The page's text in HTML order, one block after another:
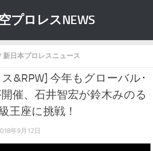
プロレスNEWS
新日本プロレスニュース
&RPW] 今年もグローバル･
催、石井智宏が鈴木みのる
王座に挑戦！
年9月12日